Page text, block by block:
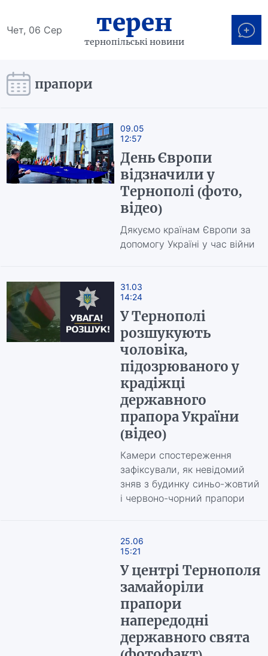
Чет, 06 Сер терен
тернопільські новини
прапори
09.05
12:57
День Європи
відзначили у
Тернополі (фото,
відео)
Дякуємо країнам Європи за
допомогу Україні у час війни
31.03
14:24
У Тернополі
розшукують
чоловіка,
підозрюваного у
крадіжці
державного
прапора України
(відео)
Камери спостереження
зафіксували, як невідомий
зняв з будинку синьо-жовтий
і червоно-чорний прапори
25.06
15:21
У центрі Тернополя
замайоріли
прапори
напередодні
державного свята